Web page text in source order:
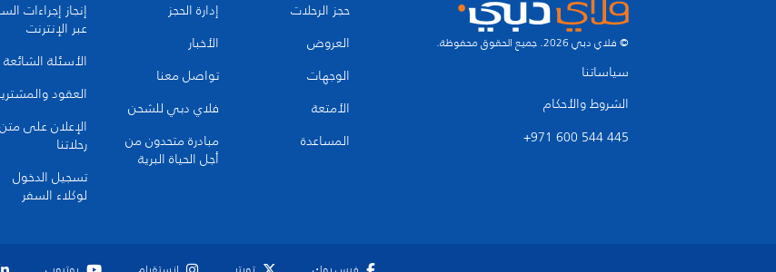
© فلاي دبي 2026. جميع الحقوق محفوظة.
سياساتنا
الشروط والأحكام
+971 600 544 445
حجز الرحلات
العروض
الوجهات
الأمتعة
المساعدة
إدارة الحجز
الأخبار
تواصل معنا
فلاي دبي للشحن
مبادرة متحدون من
أجل الحياة البرية
إنجاز إجراءات
عبر الإنترنت
الأسئلة الشائعة
العقود
الإعلان على متن
رحلاتنا
تسجيل الدخول
لوكلاء السفر